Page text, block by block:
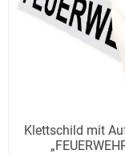
Klettschild mit